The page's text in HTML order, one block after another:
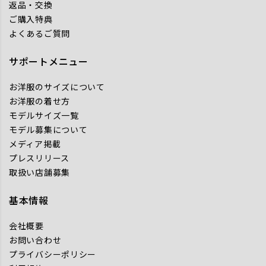
返品・交換
ご購入特典
よくあるご質問
サポートメニュー
お洋服のサイズについて
お洋服の着せ方
モデルサイズ一覧
モデル募集について
メディア掲載
プレスリリース
取扱い店舗募集
基本情報
会社概要
お問い合わせ
プライバシーポリシー